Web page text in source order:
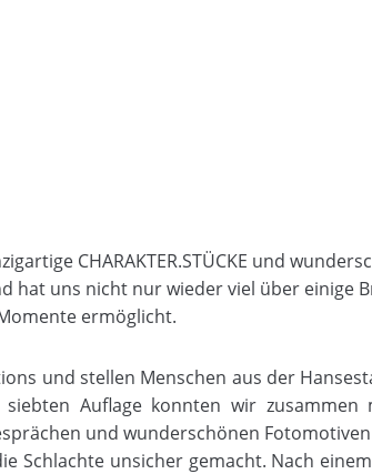
CHARAKTER.STÜCKE und
hat uns nicht nur wieder viel über einige
ermöglicht.
und stellen Menschen aus der
Auflage konnten wir zusammen
und wunderschönen
Schlachte unsicher gemacht. Nach